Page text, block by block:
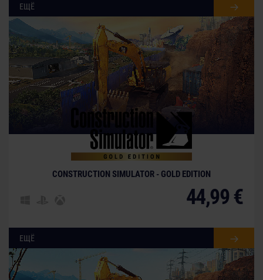
ЕЩЁ
CONSTRUCTION SIMULATOR - GOLD EDITION
44,99 €
ЕЩЁ